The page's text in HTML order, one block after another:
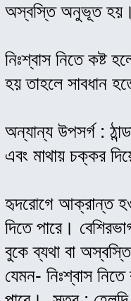
অস্বস্তি অনুভূত
নিঃশ্বাস নিতে কষ্ট
হয় তাহলে সাবধান
অন্যান্য উপসর্গ :
এবং মাথায় চক্কর
হৃদরোগে আক্রান্ত
দিতে পারে।
বুকে ব্যথা বা
যেমন- নিঃশ্বাস